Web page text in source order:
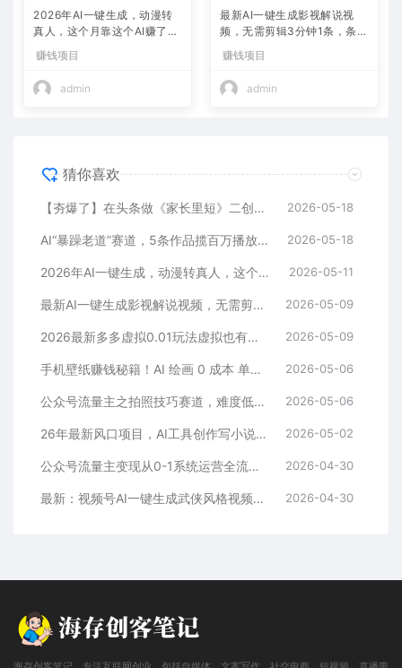
2026年AI一键生成，动漫转
真人，这个月靠这个AI赚了2
赚钱项目
admin
最新AI一键生成影视解说视
频，无需剪辑3分钟1条，条条
+
赚钱项目
admin
猜你喜欢
【夯爆了】在头条做《家长里短》二创小故事，这个月收益2w+ 2026-05-18
AI“暴躁老道”赛道，5条作品揽百万播放！（附变现全攻略） 2026-05-18
2026年AI一键生成，动漫转真人，这个月靠这个AI赚了2W+ 2026-05-11
最新AI一键生成影视解说视频，无需剪辑3分钟1条，条条爆款，多平台变现日入2000+ 2026-05-09
2026最新多多虚拟0.01玩法虚拟也有新门路轻松日入2500! 2026-05-09
手机壁纸赚钱秘籍！AI 绘画 0 成本 单店狂销 3.8 万单 2026-05-06
公众号流量主之拍照技巧赛道，难度低+流量大，起号第一篇就爆了10w阅读！ 2026-05-06
26年最新风口项目，AI工具创作写小说，轻松实现日入1000+ 2026-05-02
公众号流量主变现从0-1系统运营全流程讲解！ 2026-04-30
最新：视频号AI一键生成武侠风格视频，狂撸视频号分成收益，学完轻松日入1000+ 2026-04-30